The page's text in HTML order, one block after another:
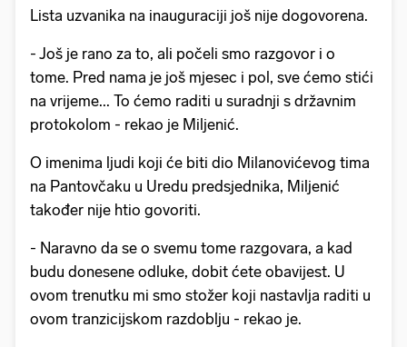
Lista uzvanika na inauguraciji još nije dogovorena.
- Još je rano za to, ali počeli smo razgovor i o
tome. Pred nama je još mjesec i pol, sve ćemo stići
na vrijeme... To ćemo raditi u suradnji s državnim
protokolom - rekao je Miljenić.
O imenima ljudi koji će biti dio Milanovićevog tima
na Pantovčaku u Uredu predsjednika, Miljenić
također nije htio govoriti.
- Naravno da se o svemu tome razgovara, a kad
budu donesene odluke, dobit ćete obavijest. U
ovom trenutku mi smo stožer koji nastavlja raditi u
ovom tranzicijskom razdoblju - rekao je.